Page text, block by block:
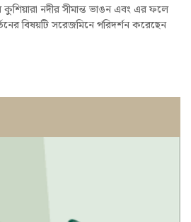
নদীর সীমান্ত ভাঙন এবং এর ফলে
বিষয়টি সরেজমিনে পরিদর্শন করেছেন